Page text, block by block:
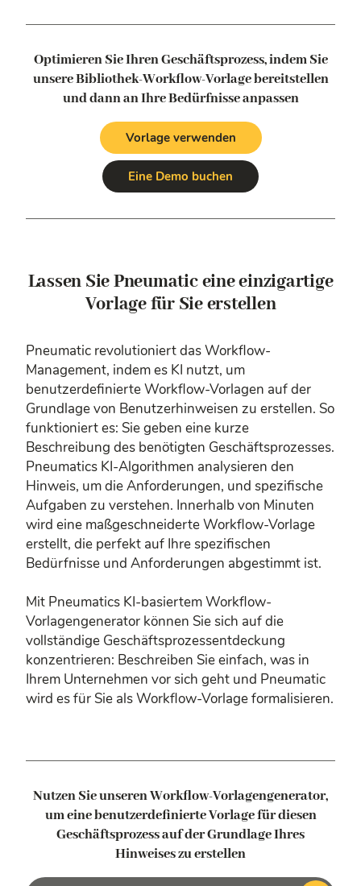
Optimieren Sie Ihren Geschäftsprozess, indem Sie
unsere Bibliothek-Workflow-Vorlage bereitstellen
und dann an Ihre Bedürfnisse anpassen
Vorlage verwenden
Eine Demo buchen
Lassen Sie Pneumatic eine einzigartige
Vorlage für Sie erstellen
Pneumatic revolutioniert das Workflow-
Management, indem es KI nutzt, um
benutzerdefinierte Workflow-Vorlagen auf der
Grundlage von Benutzerhinweisen zu erstellen. So
funktioniert es: Sie geben eine kurze
Beschreibung des benötigten Geschäftsprozesses.
Pneumatics KI-Algorithmen analysieren den
Hinweis, um die Anforderungen, und spezifische
Aufgaben zu verstehen. Innerhalb von Minuten
wird eine maßgeschneiderte Workflow-Vorlage
erstellt, die perfekt auf Ihre spezifischen
Bedürfnisse und Anforderungen abgestimmt ist.
Mit Pneumatics KI-basiertem Workflow-
Vorlagengenerator können Sie sich auf die
vollständige Geschäftsprozessentdeckung
konzentrieren: Beschreiben Sie einfach, was in
Ihrem Unternehmen vor sich geht und Pneumatic
wird es für Sie als Workflow-Vorlage formalisieren.
Nutzen Sie unseren Workflow-Vorlagengenerator,
um eine benutzerdefinierte Vorlagefür diesen
Geschäftsprozess auf der Grundlage Ihres
Hinweises zu erstellen